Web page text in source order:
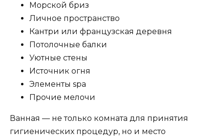
Морской бриз
Личное пространство
Кантри или французская деревня
Потолочные балки
Уютные стены
Источник огня
Элементы spa
Прочие мелочи
Ванная — не только комната для принятия
гигиенических процедур, но и место